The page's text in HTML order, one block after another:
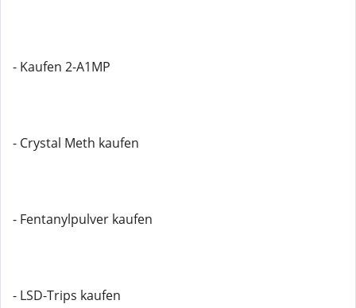
- Kaufen 2-A1MP
- Crystal Meth kaufen
- Fentanylpulver kaufen
- LSD-Trips kaufen